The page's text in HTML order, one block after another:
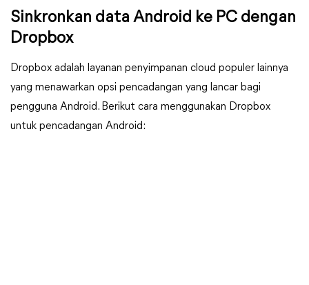
Sinkronkan data Android ke PC dengan
Dropbox
Dropbox adalah layanan penyimpanan cloud populer lainnya
yang menawarkan opsi pencadangan yang lancar bagi
pengguna Android. Berikut cara menggunakan Dropbox
untuk pencadangan Android: